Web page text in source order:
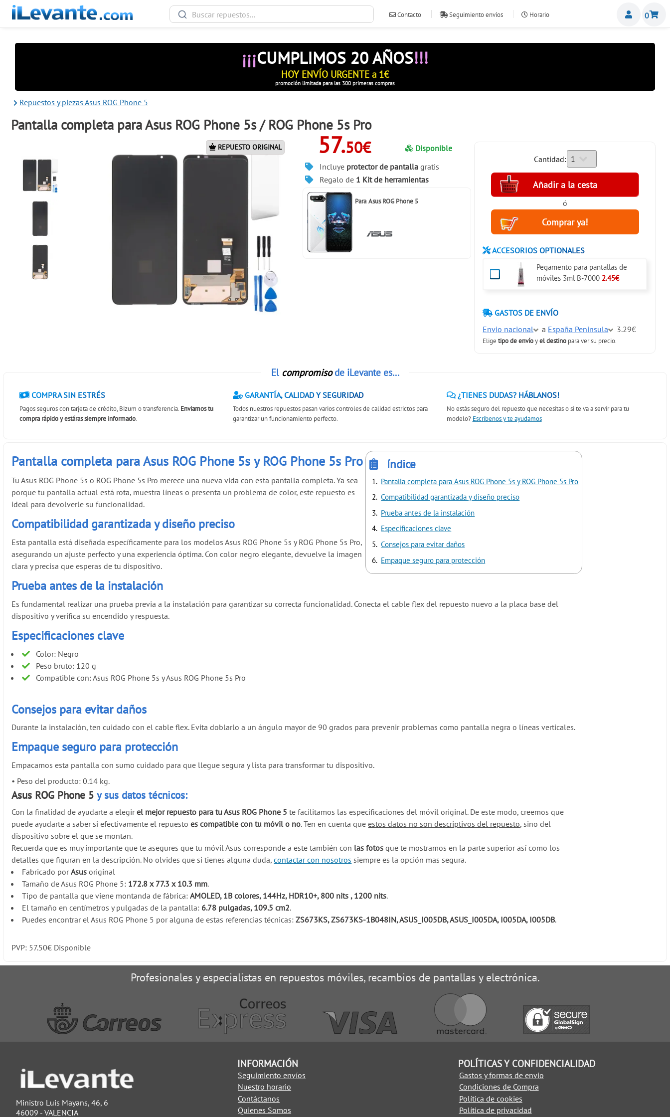
Contacto Seguimiento envíos Horario
ventas@ilevante.com
0
¡¡¡CUMPLIMOS 20 AÑOS!!!
HOY ENVÍO URGENTE a 1€
promoción limitada para las 300 primeras compras
Repuestos y piezas Asus ROG Phone 5
Pantalla completa para Asus ROG Phone 5s / ROG Phone 5s Pro
REPUESTO ORIGINAL 57.50€ Disponible
Incluye protector de pantallagratis
Regalo de 1 Kit de herramientas
Para Asus ROG Phone 5
Cantidad:
ó
ACCESORIOS OPTIONALES
Pegamento para pantallas de
móviles 3ml B-7000 2.45€
GASTOS DE ENVÍO
Envio nacional
a España Peninsula 3.29€
Eligetipo de envíoyel destino para ver su precio.
El compromisode iLevante es...
COMPRA SIN ESTRÉS
Pagos seguros con tarjeta de crédito, Bizum o transferencia. Enviamos tu
compra rápido y estáras siempre informado.
GARANTÍA, CALIDAD Y SEGURIDAD
Todos nuestros repuestos pasan varios controles de calidad estrictos para
garantizar un funcionamiento perfecto.
¿TIENES DUDAS? HÁBLANOS!
No estás seguro del repuesto que necesitas o si te va a servir para tu
modelo? Escríbenos y te ayudamos
índice
Pantalla completa para Asus ROG Phone 5s y ROG Phone 5s Pro
Compatibilidad garantizada y diseño preciso
Prueba antes de la instalación
Especificaciones clave
Consejos para evitar daños
Empaque seguro para protección
Pantalla completa para Asus ROG Phone 5s y ROG Phone 5s Pro
Tu Asus ROG Phone 5s o ROG Phone 5s Pro merece una nueva vida con esta pantalla completa. Ya sea
porque tu pantalla actual está rota, muestra líneas o presenta un problema de color, este repuesto es
ideal para devolverle su funcionalidad.
Compatibilidad garantizada y diseño preciso
Esta pantalla está diseñada específicamente para los modelos Asus ROG Phone 5s y ROG Phone 5s Pro,
asegurando un ajuste perfecto y una experiencia óptima. Con color negro elegante, devuelve la imagen
clara y precisa que esperas de tu dispositivo.
Prueba antes de la instalación
Es fundamental realizar una prueba previa a la instalación para garantizar su correcta funcionalidad. Conecta el cable flex del repuesto nuevo a la placa base del
dispositivo y verifica su encendido y respuesta.
Especificaciones clave
Color: Negro
Peso bruto: 120 g
Compatible con: Asus ROG Phone 5s y Asus ROG Phone 5s Pro
Consejos para evitar daños
Durante la instalación, ten cuidado con el cable flex. Evita doblarlo a un ángulo mayor de 90 grados para prevenir problemas como pantalla negra o líneas verticales.
Empaque seguro para protección
Empacamos esta pantalla con sumo cuidado para que llegue segura y lista para transformar tu dispositivo.
• Peso del producto: 0.14 kg.
Asus ROG Phone 5 y sus datos técnicos:
Con la finalidad de ayudarte a elegirel mejor repuesto para tu Asus ROG Phone 5 te facilitamos las especificaciones del móvil original. De este modo, creemos que
puede ayudarte a saber si efectivamente el repuestoes compatible con tu móvil o no. Ten en cuenta queestos datos no son descriptivos del repuesto, sino del
dispositivo sobre el que se montan.
Recuerda que es muy importante que te asegures que tu móvil Asus corresponde a este también con las fotos que te mostramos en la parte superior así como los
detalles que figuran en la descripción. No olvides que si tienes alguna duda,contactar con nosotros siempre es la opción mas segura.
Fabricado porAsus original
Tamaño de Asus ROG Phone 5: 172.8 x 77.3 x 10.3 mm.
Tipo de pantalla que viene montanda de fábrica:AMOLED, 1B colores, 144Hz, HDR10+, 800 nits , 1200 nits.
El tamaño en centímetros y pulgadas de la pantalla: 6.78 pulgadas, 109.5 cm2.
Puedes encontrar el Asus ROG Phone 5 por alguna de estas referencias técnicas:ZS673KS, ZS673KS-1B048IN, ASUS_I005DB, ASUS_I005DA, I005DA, I005DB.
PVP: 57.50€ Disponible
Profesionales y especialistas en repuestos móviles, recambios de pantallas y electrónica.
Ministro Luis Mayans, 46, 6
46009 - VALENCIA
INFORMACIÓN
Seguimiento envíos
Nuestro horario
Contáctanos
Quienes Somos
POLÍTICAS Y CONFIDENCIALIDAD
Gastos y formas de envio
Condiciones de Compra
Política de cookies
Política de privacidad